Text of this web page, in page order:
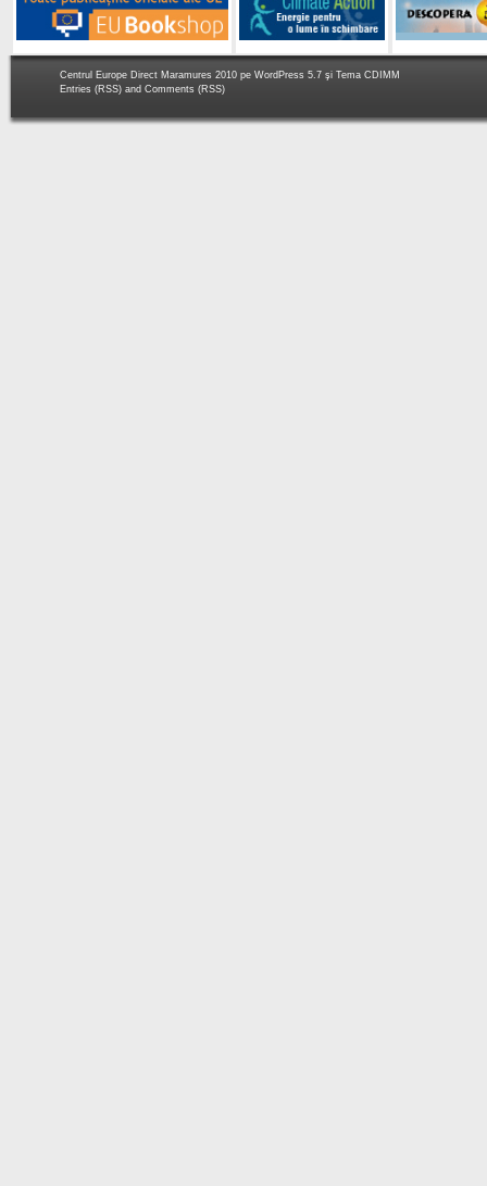
Centrul Europe Direct Maramures 2010 pe WordPress 5.7 şi Tema CDIMM
Entries (RSS) and Comments (RSS)